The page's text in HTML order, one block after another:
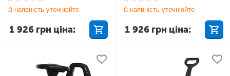
наявність уточнюйте
1 926 грн ціна:
наявність уточнюйте
1 926 грн ціна: